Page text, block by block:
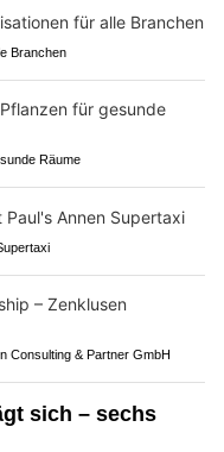
Branchen
Räume
Consulting & Partner GmbH
sich – sechs